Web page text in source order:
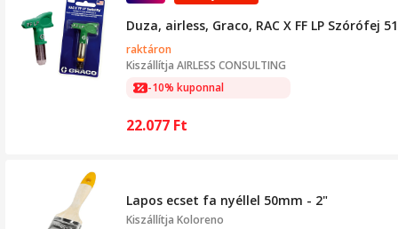
Duza, airless, Graco, RAC X FF LP Szórófej
raktáron
Kiszállítja AIRLESS CONSULTING
-10% kuponnal
22.077 Ft
Lapos ecset fa nyéllel 50mm - 2"
Kiszállítja Koloreno